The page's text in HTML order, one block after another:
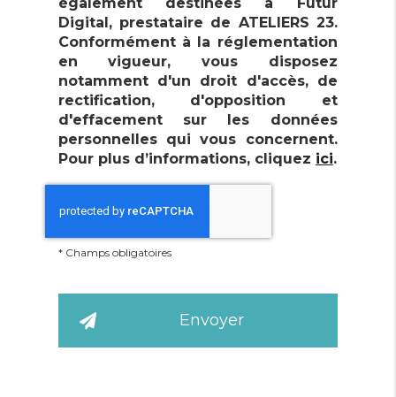
Digital, prestataire de ATELIERS 23.
Conformément à la réglementation
en vigueur, vous disposez
notamment d'un droit d'accès, de
rectification, d'opposition et
d'effacement sur les données
personnelles qui vous concernent.
Pour plus d’informations, cliquez ici.
* Champs obligatoires
En savoir plus